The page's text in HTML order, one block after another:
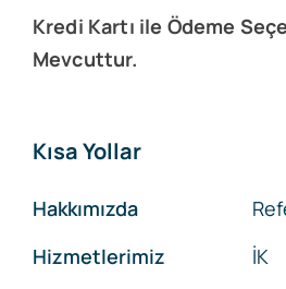
Kredi Kartı ile Ödeme
Mevcuttur.
Kısa Yollar
Hakkımızda
Hizmetlerimiz
İK